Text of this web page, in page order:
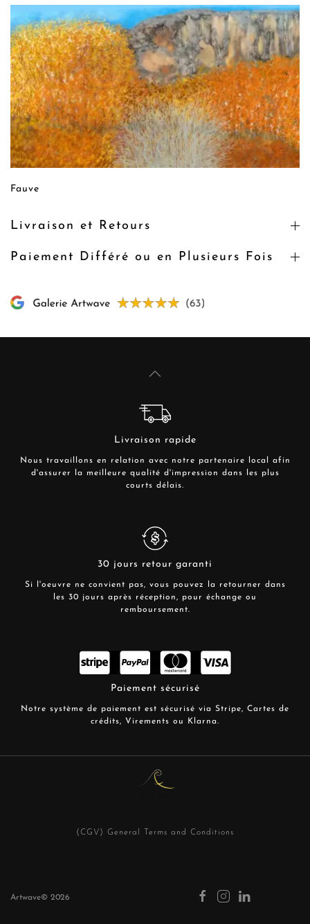
Fauve
Livraison et Retours
Paiement Différé ou en Plusieurs Fois
Livraison rapide
Nous travaillons en relation avec notre partenaire local afin
d'assurer la meilleure qualité d'impression dans les plus
courts délais.
30 jours retour garanti
Si l'oeuvre ne convient pas, vous pouvez la retourner dans
les 30 jours après réception, pour échange ou
remboursement.
Paiement sécurisé
Notre système de paiement est sécurisé via Stripe, Cartes de
crédits, Virements ou Klarna.
(CGV) General Terms and Conditions
Artwave© 2026